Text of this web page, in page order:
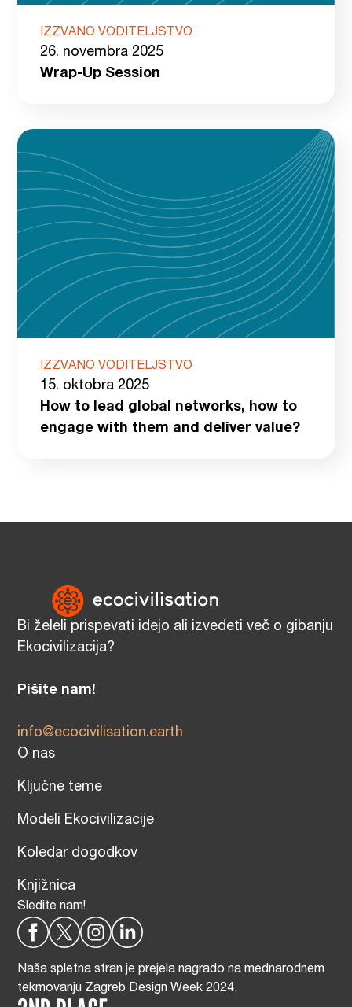
IZZVANO VODITELJSTVO
26. novembra 2025
Wrap-Up Session
IZZVANO VODITELJSTVO
15. oktobra 2025
How to lead global networks, how to
engage with them and deliver value?
Bi želeli prispevati idejo ali izvedeti več o gibanju
Ekocivilizacija?
Pišite nam!
info@ecocivilisation.earth
O nas
Ključne teme
Modeli Ekocivilizacije
Koledar dogodkov
Knjižnica
Sledite nam!
Naša spletna stran je prejela nagrado na mednarodnem
tekmovanju Zagreb Design Week 2024.